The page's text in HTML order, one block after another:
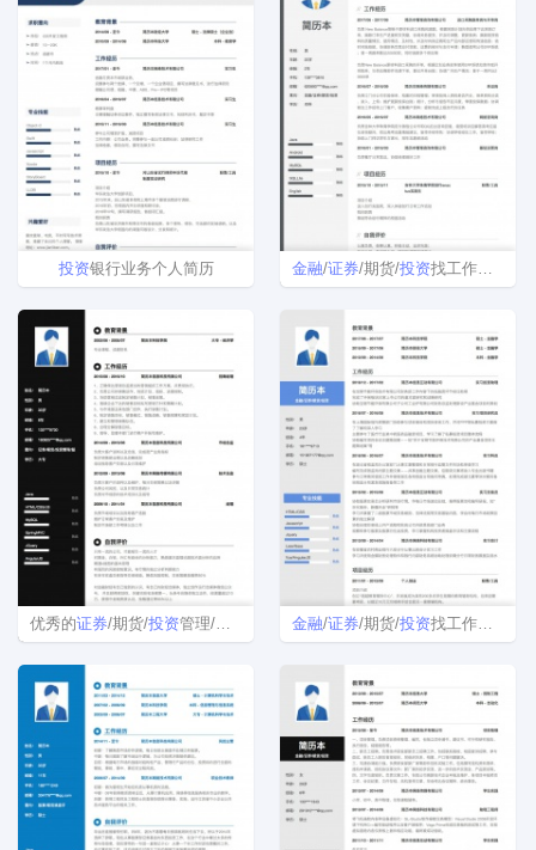
投资银行业务个人简历 金融/证券/期货/投资找工作简历模板下载
优秀的证券/期货/投资管理/服务招聘免费简历模板下载 金融/证券/期货/投资找工作简历模板下载word格式